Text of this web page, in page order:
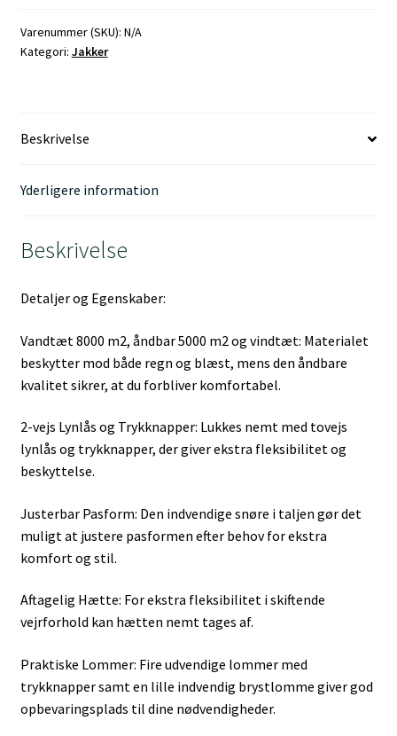
Varenummer (SKU): N/A
Kategori: Jakker
Beskrivelse
Yderligere information
Beskrivelse
Detaljer og Egenskaber:
Vandtæt 8000 m2, åndbar 5000 m2 og vindtæt: Materialet
beskytter mod både regn og blæst, mens den åndbare
kvalitet sikrer, at du forbliver komfortabel.
2-vejs Lynlås og Trykknapper: Lukkes nemt med tovejs
lynlås og trykknapper, der giver ekstra fleksibilitet og
beskyttelse.
Justerbar Pasform: Den indvendige snøre i taljen gør det
muligt at justere pasformen efter behov for ekstra
komfort og stil.
Aftagelig Hætte: For ekstra fleksibilitet i skiftende
vejrforhold kan hætten nemt tages af.
Praktiske Lommer: Fire udvendige lommer med
trykknapper samt en lille indvendig brystlomme giver god
opbevaringsplads til dine nødvendigheder.